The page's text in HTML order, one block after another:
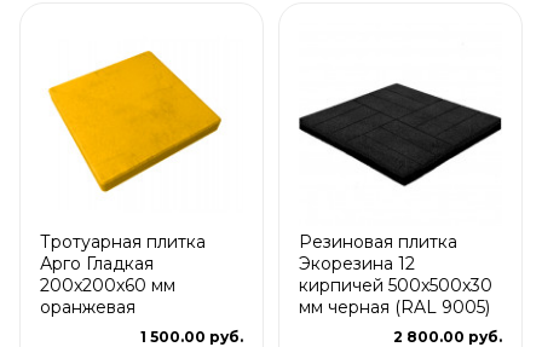
Тротуарная плитка
Арго Гладкая
200x200x60 мм
оранжевая
1 500.00 руб.
Резиновая плитка
Экорезина 12
кирпичей 500x500x30
мм черная (RAL 9005)
2 800.00 руб.